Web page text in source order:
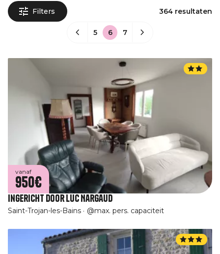
Filters 364 resultaten
5 6 7
vanaf
950€
Ingericht door Luc Nargaud
Saint-Trojan-les-Bains @max. pers. capaciteit